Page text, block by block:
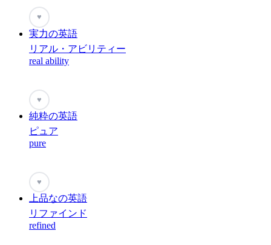
♥
実力の英語
リアル・アビリティー
real ability
♥
純粋の英語
ピュア
pure
♥
上品なの英語
リファインド
refined